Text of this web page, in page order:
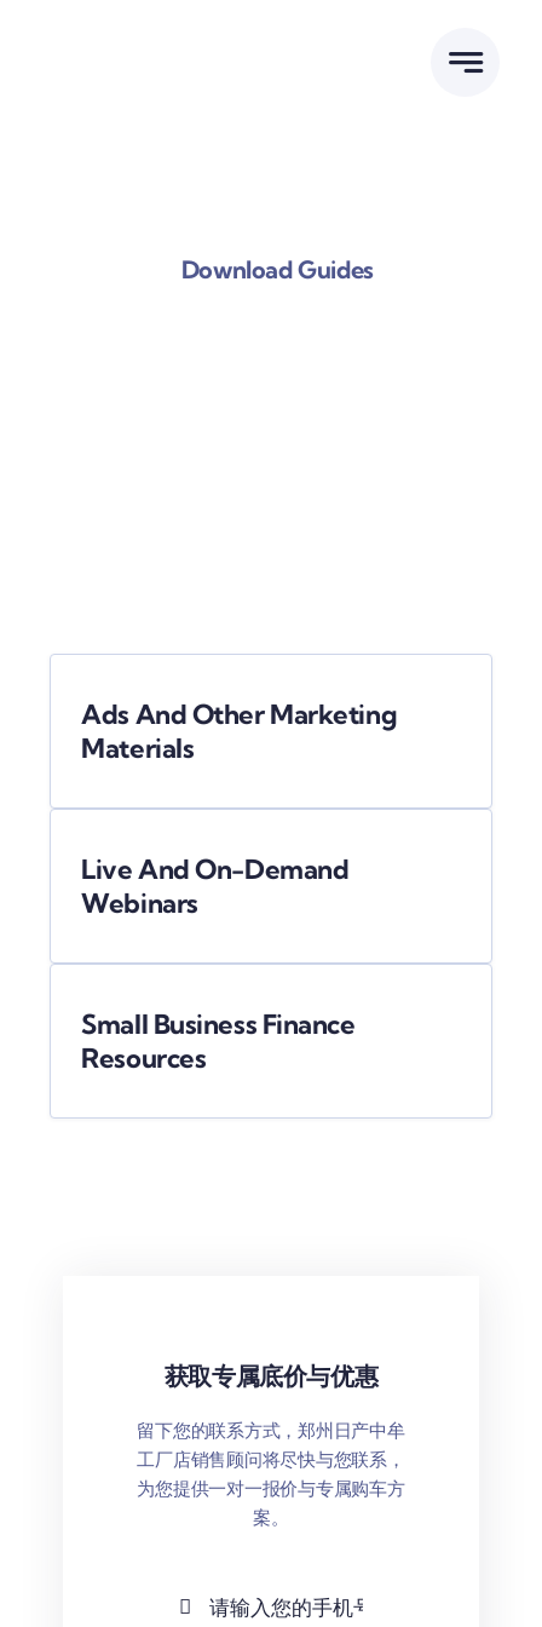
Download Guides
Ads And Other Marketing
Materials
Live And On-Demand
Webinars
Small Business Finance
Resources
获取专属底价与优惠
留下您的联系方式，郑州日产中牟
工厂店销售顾问将尽快与您联系，
为您提供一对一报价与专属购车方
案。